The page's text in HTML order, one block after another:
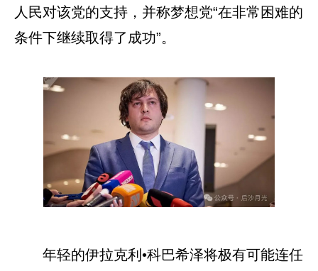
人民对该党的支持，并称梦想党“在非常困难的
条件下继续取得了成功”。
年轻的伊拉克利•科巴希泽将极有可能连任